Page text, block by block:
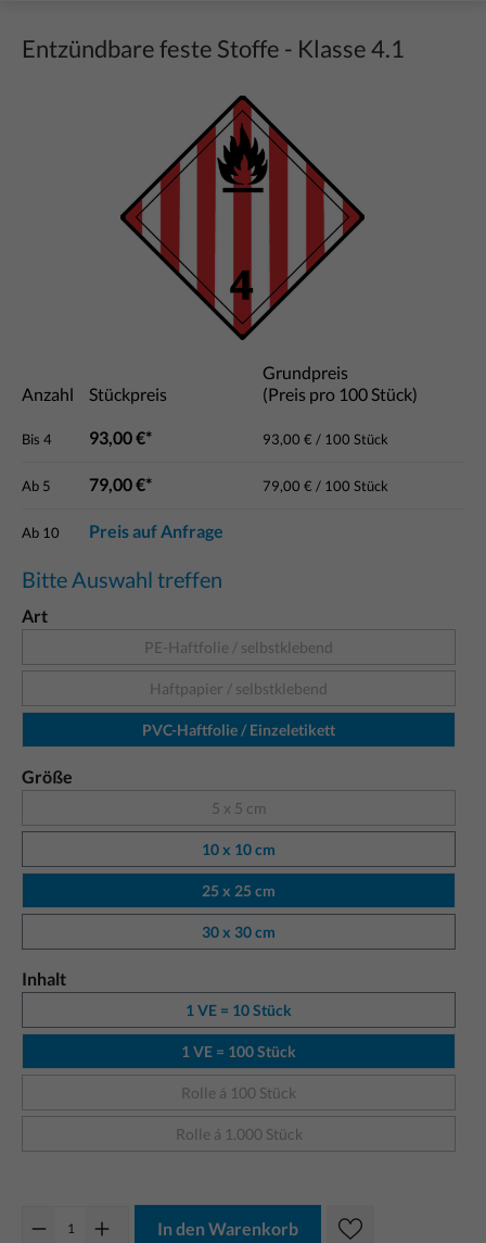
Entzündbare feste Stoffe - Klasse 4.1
Anzahl Stückpreis
Grundpreis
(Preis pro 100 Stück)
Bis 4 93,00 €* 93,00 € / 100 Stück
Ab 5 79,00 €* 79,00 € / 100 Stück
Ab 10 Preis auf Anfrage
Bitte Auswahl treffen
Art
PE-Haftfolie / selbstklebend
Haftpapier / selbstklebend
PVC-Haftfolie / Einzeletikett
Größe
5 x 5 cm
10 x 10 cm
25 x 25 cm
30 x 30 cm
Inhalt
1 VE = 10 Stück
1 VE = 100 Stück
Rolle á 100 Stück
Rolle á 1.000 Stück
In den Warenkorb